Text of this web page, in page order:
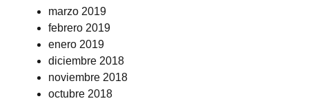
marzo 2019
febrero 2019
enero 2019
diciembre 2018
noviembre 2018
octubre 2018